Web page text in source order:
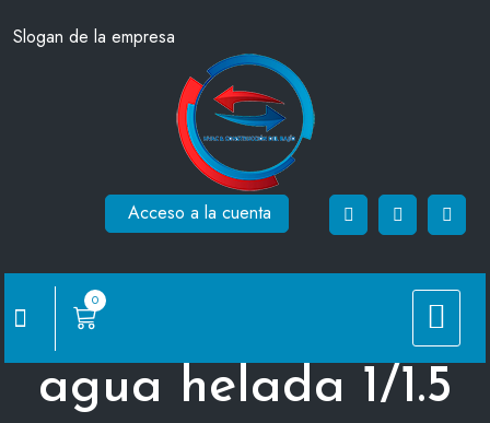
Slogan de la empresa
Acceso a la cuenta
0
Equipo minisplit de
agua helada 1/1.5